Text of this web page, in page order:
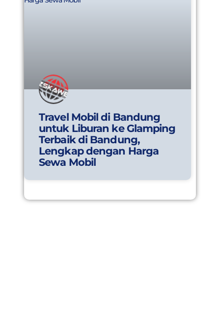
Travel Mobil di Bandung
untuk Liburan ke Glamping
Terbaik di Bandung,
Lengkap dengan Harga
Sewa Mobil